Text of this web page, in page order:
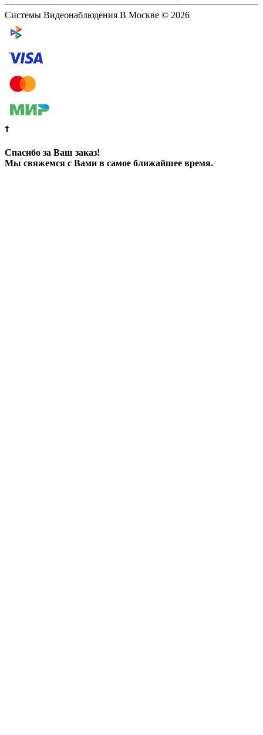
Системы Видеонаблюдения В Москве © 2026
Спасибо за Ваш заказ!
Мы свяжемся с Вами в самое ближайшее время.